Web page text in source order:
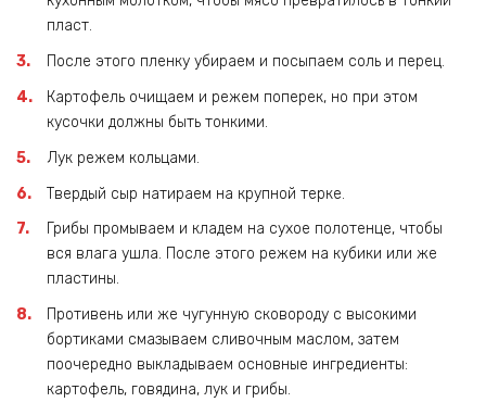
пласт.
После этого пленку убираем и посыпаем соль и перец.
Картофель очищаем и режем поперек, но при этом
кусочки должны быть тонкими.
Лук режем кольцами.
Твердый сыр натираем на крупной терке.
Грибы промываем и кладем на сухое полотенце, чтобы
вся влага ушла. После этого режем на кубики или же
пластины.
Противень или же чугунную сковороду с высокими
бортиками смазываем сливочным маслом, затем
поочередно выкладываем основные ингредиенты:
картофель, говядина, лук и грибы.